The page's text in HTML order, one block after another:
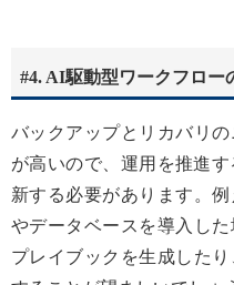
#4. AI駆動型ワークフロー
バックアップとリカバリ
が高いので、運用を推進
新する必要があります。
やデータベースを導入し
プレイブックを生成した